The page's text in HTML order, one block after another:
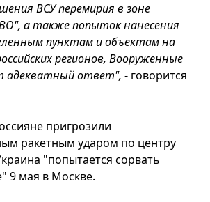
ВСУ перемирия в зоне
а также попыток нанесения
пунктам и объектам на
регионов, Вооруженные
адекватный ответ", - говорится
пригрозили
ракетным ударом по центру
"попытается сорвать
9 мая в Москве.